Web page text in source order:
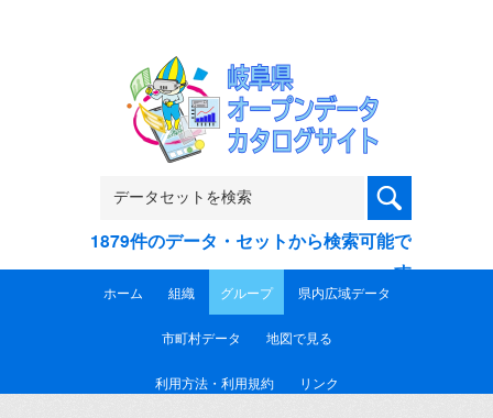
1879件のデータ・セットから検索可能で
す
ホーム 組織 グループ 県内広域データ
市町村データ 地図で見る
利用方法・利用規約 リンク